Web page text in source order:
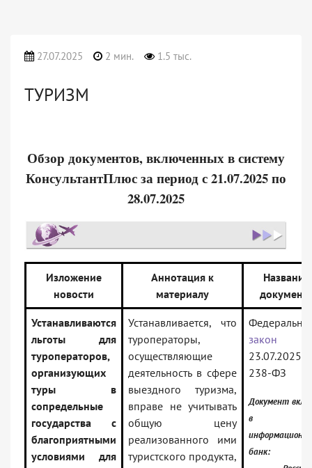
27.07.2025 2 мин. 1.5 тыс.
ТУРИЗМ
Обзор документов, включенных в систему
КонсультантПлюс за период с 21.07.2025 по
28.07.2025
Изложение
новости
Аннотация к
материалу
Название
Устанавливаются
льготы для
туроператоров,
организующих
туры в
сопредельные
государства с
благоприятными
условиями для
Устанавливается, что
туроператоры,
осуществляющие
деятельность в сфере
выездного туризма,
вправе не учитывать
общую цену
реализованного ими
туристского продукта,
закон
238-ФЗ
Документ
в
банк: